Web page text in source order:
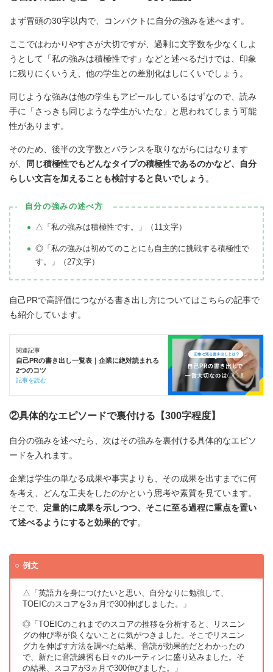
まず冒頭の30字以内で、コンパクトに自分の強みを述べます。
ここではわかりやすさが大切ですが、過剰に文字数を少なくしよ
うとして「私の強みは積極性です」などと述べるだけでは、印象
に残りにくいうえ、他の学生との差別化はしにくいでしょう。
同じような強みは他の学生もアピールしているはずなので、読み
手に「さっきも同じような学生がいたな」と思われてしまう可能
性があります。
そのため、後半の文字数とバランスを取りながらにはなります
が、
同じ積極性でもどんなタイプの積極性であるのかなど、自分
らしい文言を加えることも検討すると良いでしょう 。
自分の強みの述べ方
△「私の強みは積極性です。」（11文字）
◎「私の強みは初めてのことにも自主的に挑戦する積極性で
す。」（27文字）
自己PRで高評価につながる書き出し方についてはこちらの記事で
も紹介しています。
関連記事
自己PRの書き出し一覧表｜企業に絶対読まれる
2つのコツ
記事を読む
②具体的なエピソードで裏付ける【300字程度】
自分の強みを述べたら、次はその強みを裏付ける具体的なエピソ
ードを入れます。
企業は学生の単なる成果や事実よりも、その成果を出すまでに何
を考え、どんな工夫をしたのかという思考や素質を見ています。
そこで、 定量的に成果を示しつつ、そこに至る過程に重点を置い
て述べるようにすると効果的です。
例文
△「英語力を身につけたいと思い、自分なりに勉強して、
TOEICのスコアを3ヵ月で300伸ばしました。」
◎「TOEICのこれまでのスコアの推移を分析すると、リスニン
グの伸び率が良くないことに気がつきました。そこでリスニン
グ力を伸ばす方法を調べた結果、音読が効果的だとわかったの
で、新たに音読練習も日々のルーティンに盛り込みました。そ
の結果、スコアが3ヵ月で300伸びました。」